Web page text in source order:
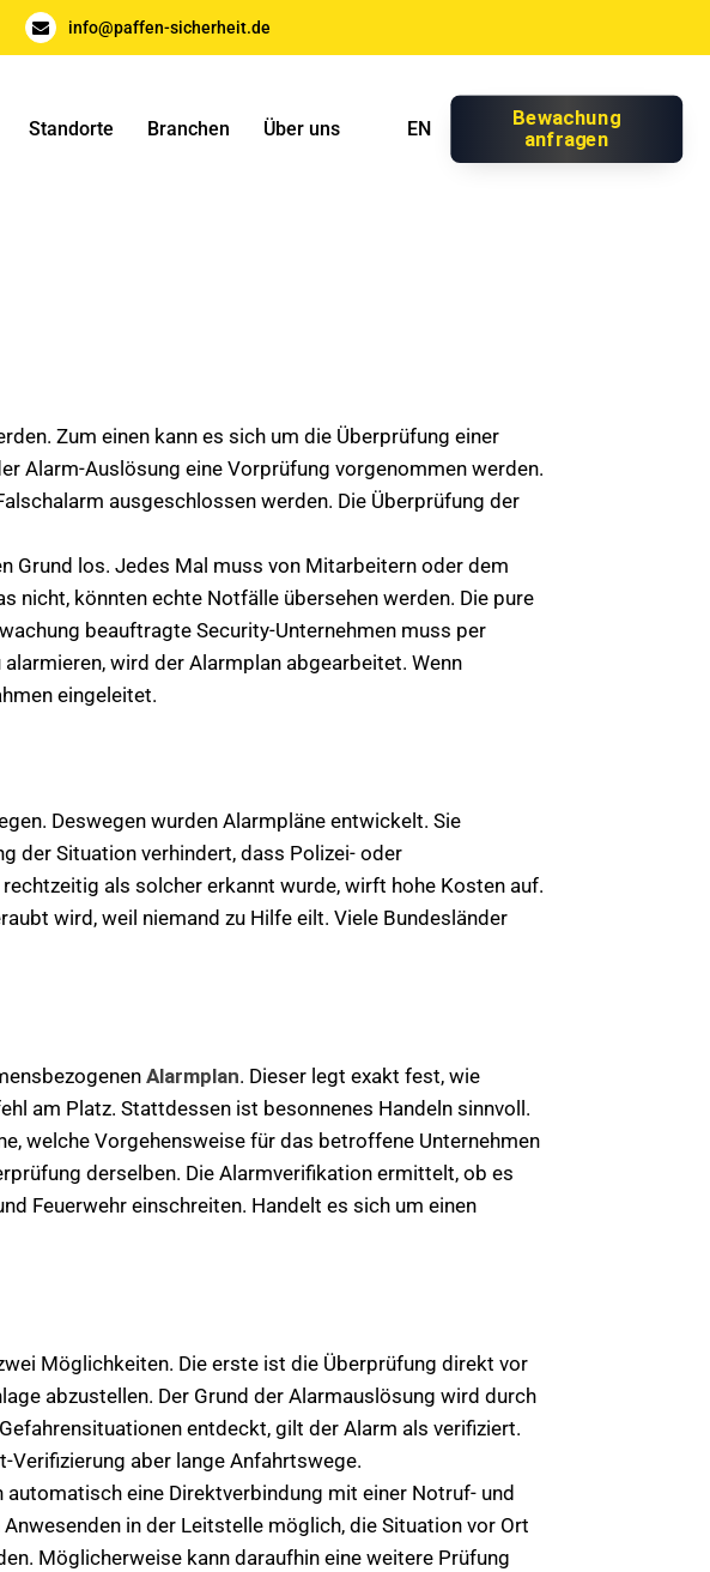
info@paffen-sicherheit.de
Standorte Branchen Über uns EN
Bewachung
anfragen
Zum einen kann es sich um die Überprüfung einer
Alarm-Auslösung eine Vorprüfung vorgenommen werden.
ausgeschlossen werden. Die Überprüfung der
Grund los. Jedes Mal muss von Mitarbeitern oder dem
nicht, könnten echte Notfälle übersehen werden. Die pure
beauftragte Security-Unternehmen muss per
wird der Alarmplan abgearbeitet. Wenn
eingeleitet.
Deswegen wurden Alarmpläne entwickelt. Sie
der Situation verhindert, dass Polizei- oder
als solcher erkannt wurde, wirft hohe Kosten auf.
wird, weil niemand zu Hilfe eilt. Viele Bundesländer
Alarmplan. Dieser legt exakt fest, wie
am Platz. Stattdessen ist besonnenes Handeln sinnvoll.
welche Vorgehensweise für das betroffene Unternehmen
derselben. Die Alarmverifikation ermittelt, ob es
Feuerwehr einschreiten. Handelt es sich um einen
Möglichkeiten. Die erste ist die Überprüfung direkt vor
abzustellen. Der Grund der Alarmauslösung wird durch
entdeckt, gilt der Alarm als verifiziert.
aber lange Anfahrtswege.
eine Direktverbindung mit einer Notruf- und
in der Leitstelle möglich, die Situation vor Ort
Möglicherweise kann daraufhin eine weitere Prüfung